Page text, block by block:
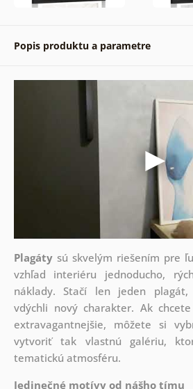
Popis produktu a parametre
Plagátysú skvelým riešením pre
vzhľad interiéru jednoducho,
náklady. Stačí len jeden
vdýchli nový charakter. Ak
extravagantnejšie, môžete si
vytvoriť tak vlastnú galériu,
tematickú atmosféru.
Jedinečné motívy od nášho tímu